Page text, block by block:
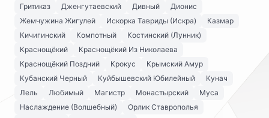
Гритиказ
Дженгутаевский Дивный
Дионис
Жемчужина Жигулей
Искорка Тавриды (Искра)
Казмар
Кичигинский
Компотный
Костинский (Лунник)
Краснощёкий
Краснощёкий Из Николаева
Краснощёкий Поздний
Крокус
Крымский Амур
Кубанский Черный
Куйбышевский Юбилейный
Кунач
Лель
Любимый Магистр Монастырский
Муса
Наслаждение (Волшебный)
Орлик Ставрополья